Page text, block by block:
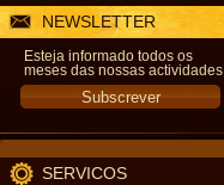
NEWSLETTER
Esteja informado todos os
meses das nossas actividades
SERVICOS